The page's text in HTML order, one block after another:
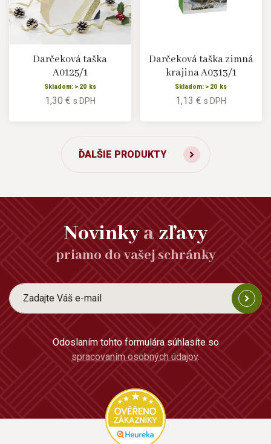
Darčeková taška
A0125/1
Skladom: > 20 ks
1,30 € s DPH
Darčeková taška zimná
krajina A0313/1
Skladom: > 20 ks
1,13 €s DPH
ĎALŠIE PRODUKTY
Novinkyazľavy
priamo do vašej schránky
Odoslaním tohto formulára súhlasíte so
spracovaním osobných údajov.